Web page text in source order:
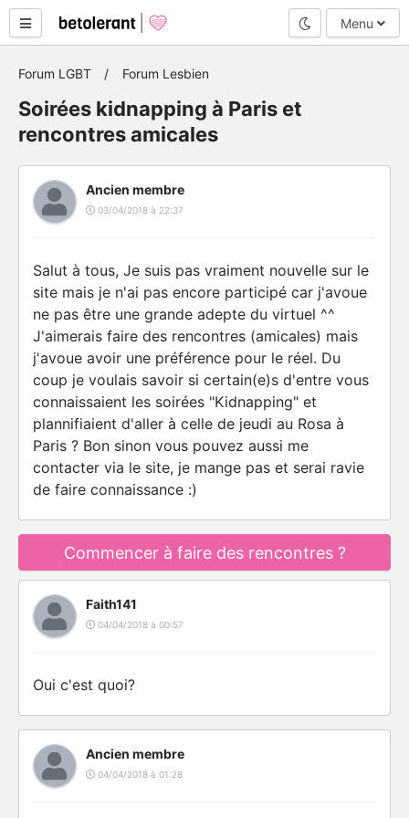
Mode nuit
Menu
Forum LGBT Forum Lesbien
Soirées kidnapping à Paris et
rencontres amicales
Ancien membre
03/04/2018 à 22:37
Salut à tous, Je suis pas vraiment nouvelle sur le
site mais je n'ai pas encore participé car j'avoue
ne pas être une grande adepte du virtuel ^^
J'aimerais faire des rencontres (amicales) mais
j'avoue avoir une préférence pour le réel. Du
coup je voulais savoir si certain(e)s d'entre vous
connaissaient les soirées "Kidnapping" et
plannifiaient d'aller à celle de jeudi au Rosa à
Paris ? Bon sinon vous pouvez aussi me
contacter via le site, je mange pas et serai ravie
de faire connaissance :)
Commencer à faire des rencontres ?
Faith141
04/04/2018 à 00:57
Oui c'est quoi?
Ancien membre
04/04/2018 à 01:28